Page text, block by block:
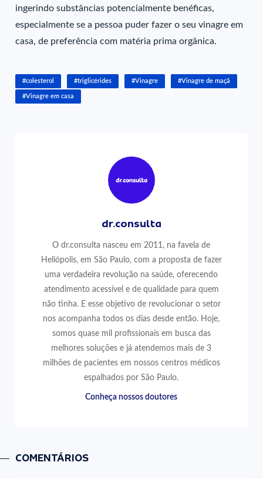
ingerindo substâncias potencialmente benéficas,
especialmente se a pessoa puder fazer o seu vinagre em
casa, de preferência com matéria prima orgânica.
#colesterol #triglicérides #Vinagre #Vinagre de maçã
#Vinagre em casa
dr.consulta
O dr.consulta nasceu em 2011, na favela de
Heliópolis, em São Paulo, com a proposta de fazer
uma verdadeira revolução na saúde, oferecendo
atendimento acessível e de qualidade para quem
não tinha. E esse objetivo de revolucionar o setor
nos acompanha todos os dias desde então. Hoje,
somos quase mil profissionais em busca das
melhores soluções e já atendemos mais de 3
milhões de pacientes em nossos centros médicos
espalhados por São Paulo.
Conheça nossos doutores
COMENTÁRIOS